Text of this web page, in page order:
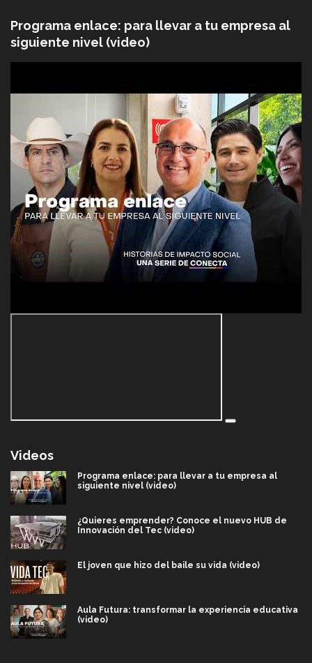
Programa enlace: para llevar a tu empresa al
siguiente nivel (video)
Videos
Programa enlace: para llevar a tu empresa al
siguiente nivel (video)
¿Quieres emprender? Conoce el nuevo HUB de
Innovación del Tec (video)
El joven que hizo del baile su vida (video)
Aula Futura: transformar la experiencia educativa
(video)